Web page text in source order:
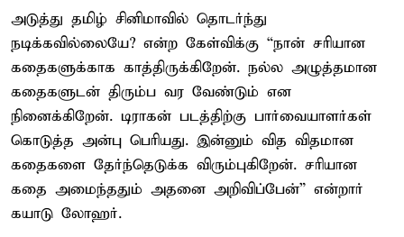
அடுத்து தமிழ் சினிமாவில் தொடர்ந்து
நடிக்கவில்லையே? என்ற கேள்விக்கு “நான் சரியான
கதைகளுக்காக காத்திருக்கிறேன். நல்ல அழுத்தமான
கதைகளுடன் திரும்ப வர வேண்டும் என
நினைக்கிறேன். டிராகன் படத்திற்கு பார்வையாளர்கள்
கொடுத்த அன்பு பெரியது. இன்னும் வித விதமான
கதைகளை தேர்ந்தெடுக்க விரும்புகிறேன். சரியான
கதை அமைந்ததும் அதனை அறிவிப்பேன்” என்றார்
கயாடு லோஹர்.